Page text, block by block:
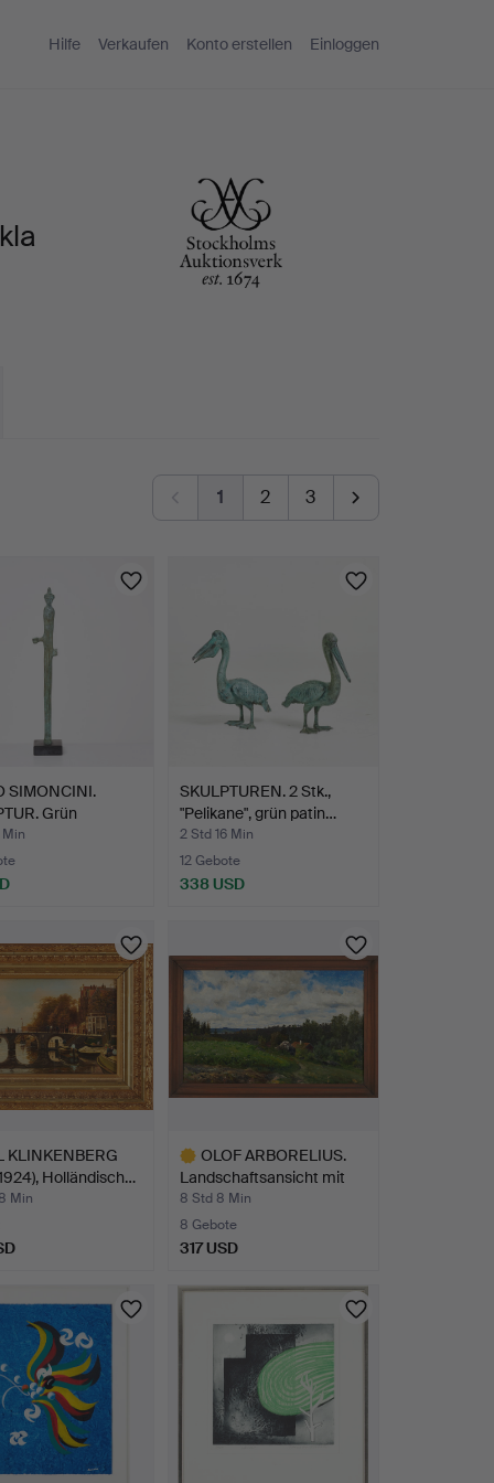
Hilfe Verkaufen Konto erstellen Einloggen
1 2 3
SIMONCINI.
Grün
SKULPTUREN. 2 Stk.,
"Pelikane", grün patin…
2 Std 16 Min
12 Gebote
338 USD
KLINKENBERG
Holländisch…
Min
OLOF ARBORELIUS.
Landschaftsansicht mit
Hü…
8 Std 8 Min
8 Gebote
317 USD